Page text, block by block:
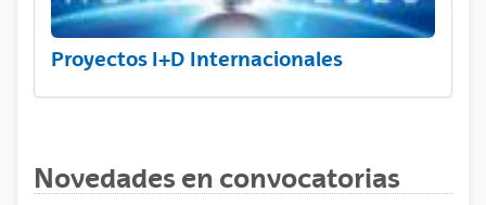
Proyectos I+D Internacionales
Novedades en convocatorias